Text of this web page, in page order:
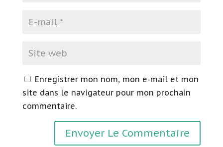
Enregistrer mon nom, mon e-mail et mon
site dans le navigateur pour mon prochain
commentaire.